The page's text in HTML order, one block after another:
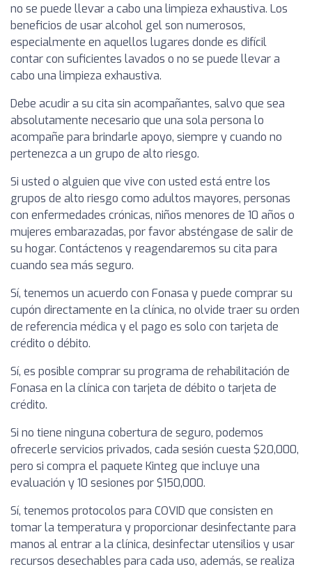
no se puede llevar a cabo una limpieza exhaustiva. Los
beneficios de usar alcohol gel son numerosos,
especialmente en aquellos lugares donde es difícil
contar con suficientes lavados o no se puede llevar a
cabo una limpieza exhaustiva.
Debe acudir a su cita sin acompañantes, salvo que sea
absolutamente necesario que una sola persona lo
acompañe para brindarle apoyo, siempre y cuando no
pertenezca a un grupo de alto riesgo.
Si usted o alguien que vive con usted está entre los
grupos de alto riesgo como adultos mayores, personas
con enfermedades crónicas, niños menores de 10 años o
mujeres embarazadas, por favor absténgase de salir de
su hogar. Contáctenos y reagendaremos su cita para
cuando sea más seguro.
Sí, tenemos un acuerdo con Fonasa y puede comprar su
cupón directamente en la clínica, no olvide traer su orden
de referencia médica y el pago es solo con tarjeta de
crédito o débito.
Sí, es posible comprar su programa de rehabilitación de
Fonasa en la clínica con tarjeta de débito o tarjeta de
crédito.
Si no tiene ninguna cobertura de seguro, podemos
ofrecerle servicios privados, cada sesión cuesta $20,000,
pero si compra el paquete Kinteg que incluye una
evaluación y 10 sesiones por $150,000.
Sí, tenemos protocolos para COVID que consisten en
tomar la temperatura y proporcionar desinfectante para
manos al entrar a la clínica, desinfectar utensilios y usar
recursos desechables para cada uso, además, se realiza